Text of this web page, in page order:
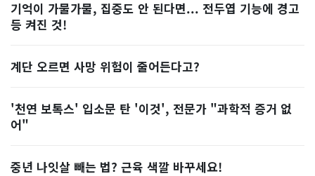
기억이 가물가물, 집중도 안 된다면... 전두엽 기능에 경고
등 켜진 것!
계단 오르면 사망 위험이 줄어든다고?
'천연 보톡스' 입소문 탄 '이것', 전문가 "과학적 증거 없
어"
중년 나잇살 빼는 법? 근육 색깔 바꾸세요!